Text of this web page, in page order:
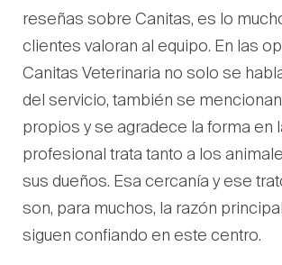
reseñas sobre Canitas, es lo
clientes valoran al equipo. En las
Canitas Veterinaria no solo se
del servicio, también se
propios y se agradece la forma en
profesional trata tanto a los
sus dueños. Esa cercanía y ese
son, para muchos, la razón
siguen confiando en este centro.